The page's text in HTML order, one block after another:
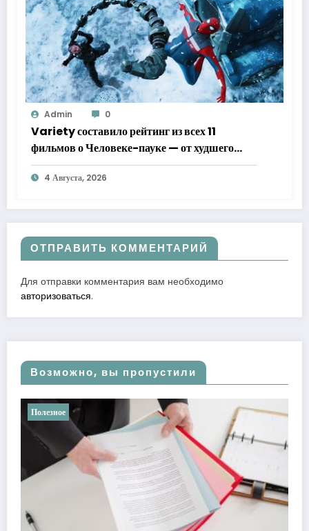
Admin 0
Variety составило рейтинг из всех 11
фильмов о Человеке-пауке — от худшего
к лучшему
4 Августа, 2026
ОТПРАВИТЬ КОММЕНТАРИЙ
Для отправки комментария вам необходимо
авторизоваться.
Возможно, вы пропустили
Полезное